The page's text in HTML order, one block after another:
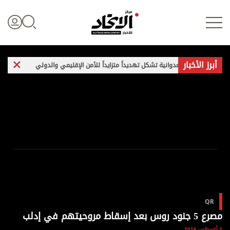
علوم الدار
الرياضة
أبرز الأخبار
العدوانية تشكل تهديداً متزايداً للأمن الإقليمي والدولي غارات
QR
مصرع 5 جنود روس بعد إسقاط مروحيتهم في إدلب